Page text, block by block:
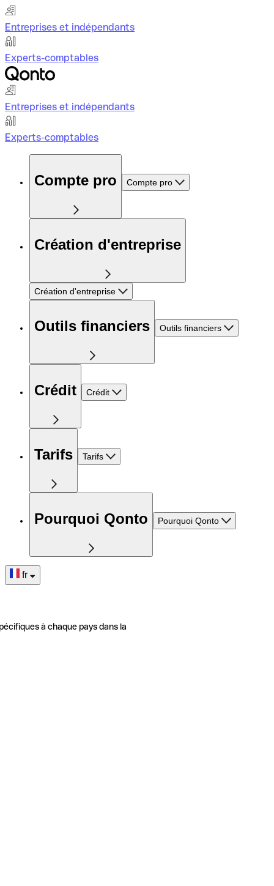
Entreprises et indépendants
Experts-comptables
Entreprises et indépendants
Experts-comptables
Compte pro Compte pro
Création d'entreprise
Création d'entreprise
Outils financiers Outils financiers
Crédit Crédit
Tarifs Tarifs
Pourquoi Qonto Pourquoi Qonto
fr
à chaque pays dans la